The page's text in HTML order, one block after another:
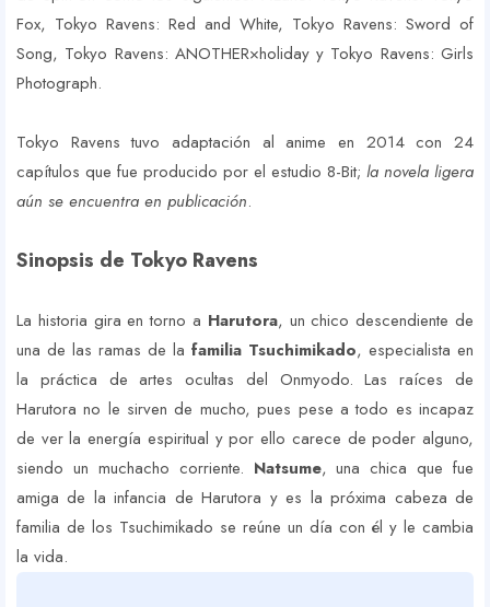
Fox, Tokyo Ravens: Red and White, Tokyo Ravens: Sword of
Song, Tokyo Ravens: ANOTHER×holiday y Tokyo Ravens: Girls
Photograph.
Tokyo Ravens tuvo adaptación al anime en 2014 con 24
capítulos que fue producido por el estudio 8-Bit; la novela ligera
aún se encuentra en publicación.
Sinopsis de Tokyo Ravens
La historia gira en torno a Harutora, un chico descendiente de
una de las ramas de la familia Tsuchimikado, especialista en
la práctica de artes ocultas del Onmyodo. Las raíces de
Harutora no le sirven de mucho, pues pese a todo es incapaz
de ver la energía espiritual y por ello carece de poder alguno,
siendo un muchacho corriente. Natsume, una chica que fue
amiga de la infancia de Harutora y es la próxima cabeza de
familia de los Tsuchimikado se reúne un día con él y le cambia
la vida.